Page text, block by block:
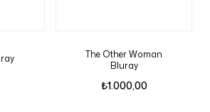
The Other Woman
Bluray
₺1.000,00